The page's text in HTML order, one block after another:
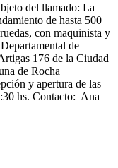
del llamado: La
de hasta 500
con maquinista y
de
176 de la Ciudad
de Rocha
y apertura de las
hs. Contacto: Ana